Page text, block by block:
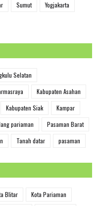
Sumut
Yogjakarta
Selatan
Kabupaten Asahan
Kabupaten Siak
Kampar
pariaman
Pasaman Barat
Tanah datar pasaman
Blitar
Kota Pariaman